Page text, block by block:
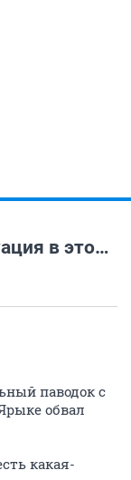
Акташ-Улаган-Коо - как ситуация в этом году с дорогами и реками?
паводок с
обвал
какая-